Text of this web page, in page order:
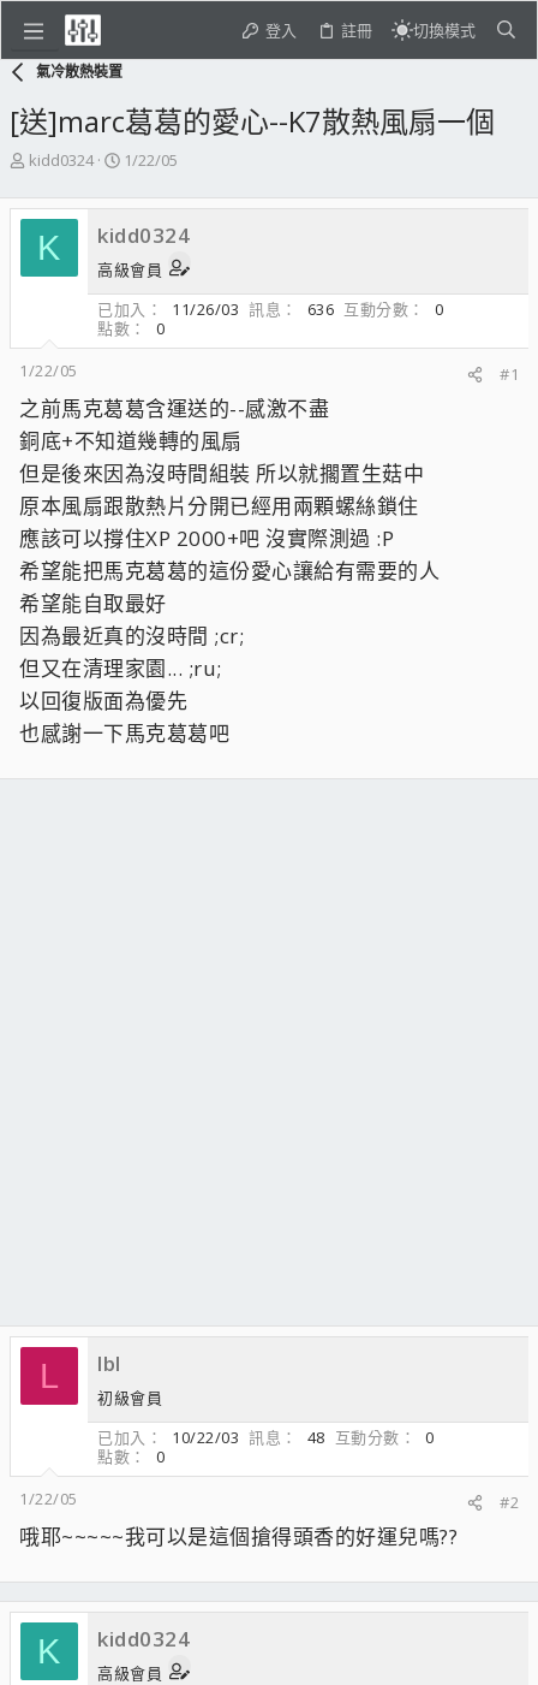
登入 註冊 切換模式
氣冷散熱裝置
[送]marc葛葛的愛心--K7散熱風扇一個
主
發
起
人
kidd0324
開
日
期
1/22/05
K kidd0324
高級會員
已加入
11/26/03 訊息 636 互動分數
0
點數
0
1/22/05
#1
之前馬克葛葛含運送的--感激不盡
銅底+不知道幾轉的風扇
但是後來因為沒時間組裝 所以就擱置生菇中
原本風扇跟散熱片分開已經用兩顆螺絲鎖住
應該可以撐住XP 2000+吧 沒實際測過 :P
希望能把馬克葛葛的這份愛心讓給有需要的人
希望能自取最好
因為最近真的沒時間 ;cr;
但又在清理家園... ;ru;
以回復版面為優先
也感謝一下馬克葛葛吧
L lbl
初級會員
已加入
10/22/03 訊息 48 互動分數
0
點數
0
1/22/05
#2
哦耶~~~~~我可以是這個搶得頭香的好運兒嗎??
K kidd0324
高級會員